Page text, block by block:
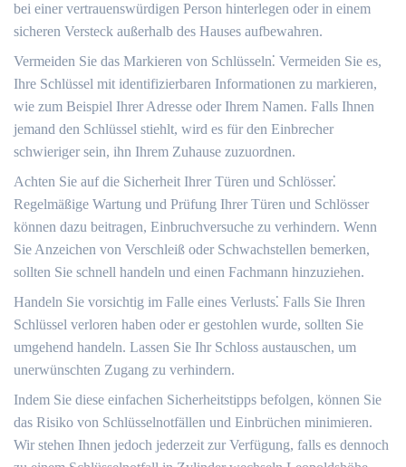
bei einer vertrauenswürdigen Person hinterlegen oder in einem
sicheren Versteck außerhalb des Hauses aufbewahren.​
Vermeiden Sie das Markieren von Schlüsseln⁚ Vermeiden Sie es,
Ihre Schlüssel mit identifizierbaren Informationen zu markieren,
wie zum Beispiel Ihrer Adresse oder Ihrem Namen.​ Falls Ihnen
jemand den Schlüssel stiehlt, wird es für den Einbrecher
schwieriger sein, ihn Ihrem Zuhause zuzuordnen.​
Achten Sie auf die Sicherheit Ihrer Türen und Schlösser⁚
Regelmäßige Wartung und Prüfung Ihrer Türen und Schlösser
können dazu beitragen, Einbruchversuche zu verhindern.​ Wenn
Sie Anzeichen von Verschleiß oder Schwachstellen bemerken,
sollten Sie schnell handeln und einen Fachmann hinzuziehen.​
Handeln Sie vorsichtig im Falle eines Verlusts⁚ Falls Sie Ihren
Schlüssel verloren haben oder er gestohlen wurde, sollten Sie
umgehend handeln.​ Lassen Sie Ihr Schloss austauschen, um
unerwünschten Zugang zu verhindern.​
Indem Sie diese einfachen Sicherheitstipps befolgen, können Sie
das Risiko von Schlüsselnotfällen und Einbrüchen minimieren.​
Wir stehen Ihnen jedoch jederzeit zur Verfügung, falls es dennoch